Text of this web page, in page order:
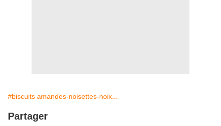
#biscuits amandes-noisettes-noix...
Partager